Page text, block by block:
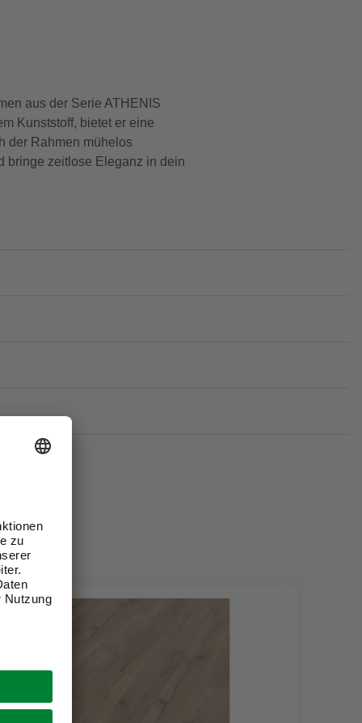
aus der Serie ATHENIS
Kunststoff, bietet er eine
der Rahmen mühelos
bringe zeitlose Eleganz in dein